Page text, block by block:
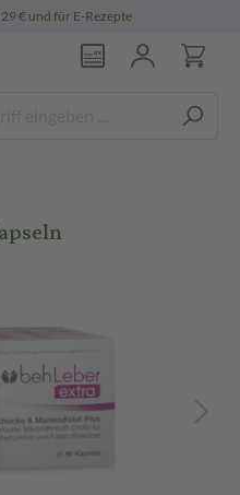
€ und für E-Rezepte